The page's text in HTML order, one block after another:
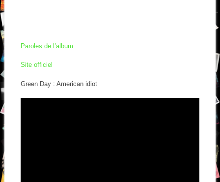
Paroles de l’album
Site officiel
Green Day : American idiot